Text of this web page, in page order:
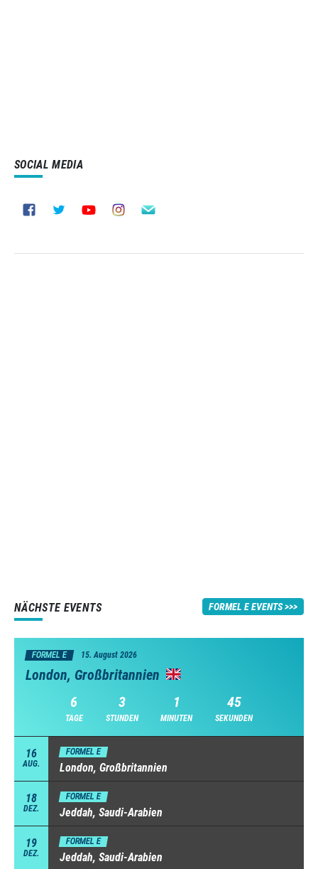
SOCIAL MEDIA
NÄCHSTE EVENTS FORMEL E EVENTS
FORMEL E 15. August 2026
London, Großbritannien
6
TAGE
3
STUNDEN
1
MINUTEN
44
SEKUNDEN
16
AUG.
FORMEL E
London, Großbritannien
18
DEZ.
FORMEL E
Jeddah, Saudi-Arabien
19
DEZ.
FORMEL E
Jeddah, Saudi-Arabien